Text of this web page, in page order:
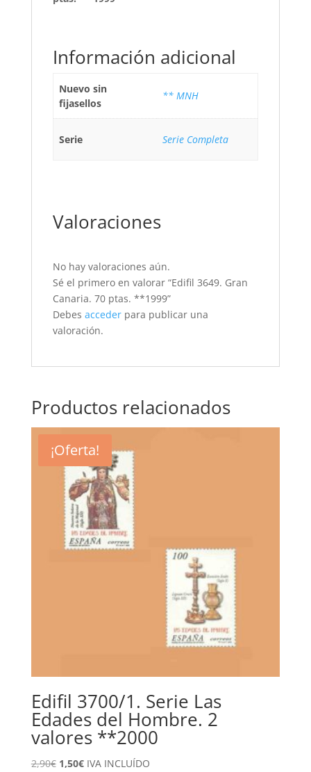
Información adicional
Nuevo sin
fijasellos
** MNH
Serie Serie Completa
Valoraciones
No hay valoraciones aún.
Sé el primero en valorar “Edifil 3649. Gran
Canaria. 70 ptas. **1999”
Debes accederpara publicar una
valoración.
Productos relacionados
¡Oferta!
Edifil 3700/1. Serie Las
Edades del Hombre. 2
valores **2000
2,90€ El
1,50€ElIVA INCLUÍDO